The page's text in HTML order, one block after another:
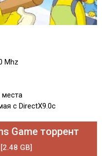
Mhz
с DirectX9.0c
Game торрент
GB]